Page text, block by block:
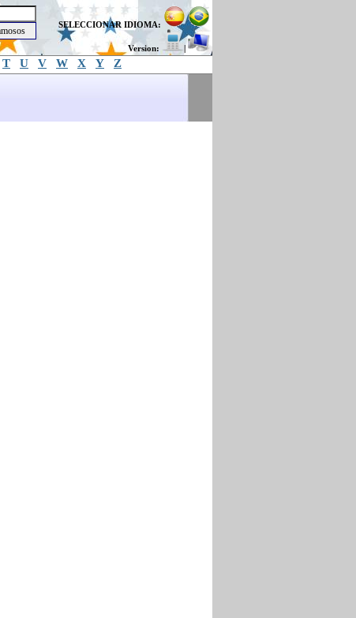
SELECCIONAR IDIOMA:
Version: |
T U V W X Y Z